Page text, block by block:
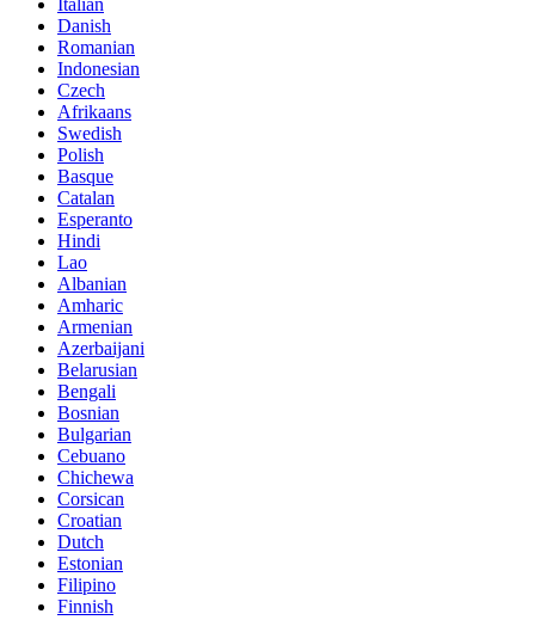
Italian
Danish
Romanian
Indonesian
Czech
Afrikaans
Swedish
Polish
Basque
Catalan
Esperanto
Hindi
Lao
Albanian
Amharic
Armenian
Azerbaijani
Belarusian
Bengali
Bosnian
Bulgarian
Cebuano
Chichewa
Corsican
Croatian
Dutch
Estonian
Filipino
Finnish